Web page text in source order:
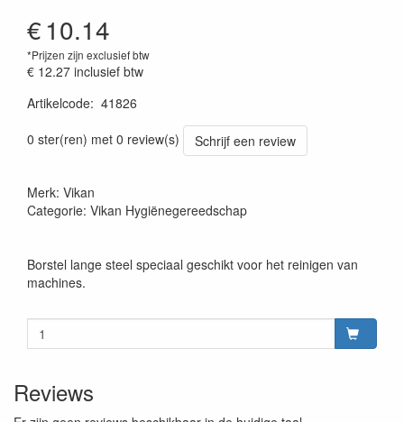
€10.14
*Prijzen zijn exclusief btw
€ 12.27 inclusief btw
Artikelcode: 41826
0 ster(ren) met 0 review(s)
Schrijf een review
Merk: Vikan
Categorie: Vikan Hygiënegereedschap
Borstel lange steel speciaal geschikt voor het reinigen van
machines.
Reviews